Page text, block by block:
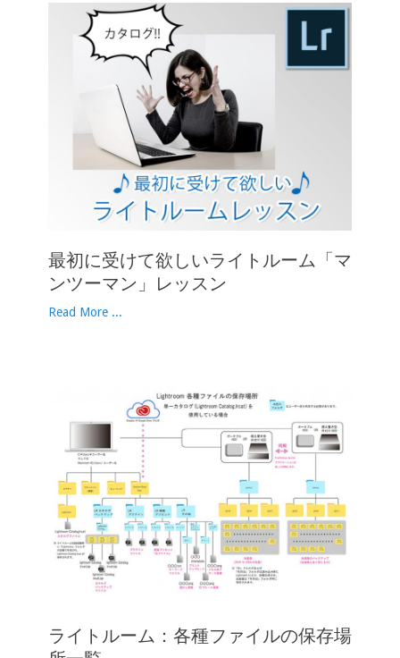
最初に受けて欲しいライトルーム「マ
ンツーマン」レッスン
Read More ...
ライトルーム：各種ファイルの保存場